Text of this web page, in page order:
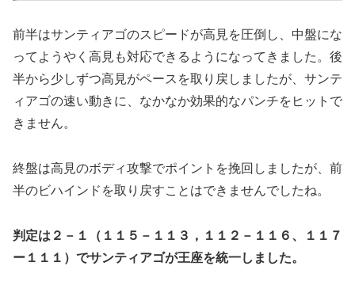
前半はサンティアゴのスピードが高見を圧倒し、中盤にな
ってようやく高見も対応できるようになってきました。後
半から少しずつ高見がペースを取り戻しましたが、サンテ
ィアゴの速い動きに、なかなか効果的なパンチをヒットで
きません。
終盤は高見のボディ攻撃でポイントを挽回しましたが、前
半のビハインドを取り戻すことはできませんでしたね。
判定は２－１（１１５－１１３，１１２－１１６、１１７
ー１１１）でサンティアゴが王座を統一しました。